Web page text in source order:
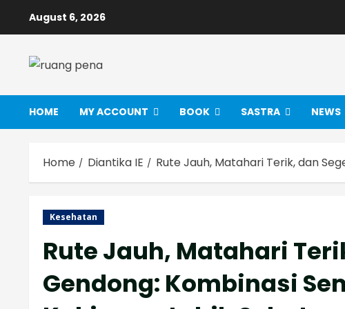
August 6, 2026
HOME MY ACCOUNT BOOK SASTRA NEWS
Home Diantika IE Rute Jauh, Matahari Terik, dan
Kesehatan
Rute Jauh, Matahari
Gendong: Kombinasi